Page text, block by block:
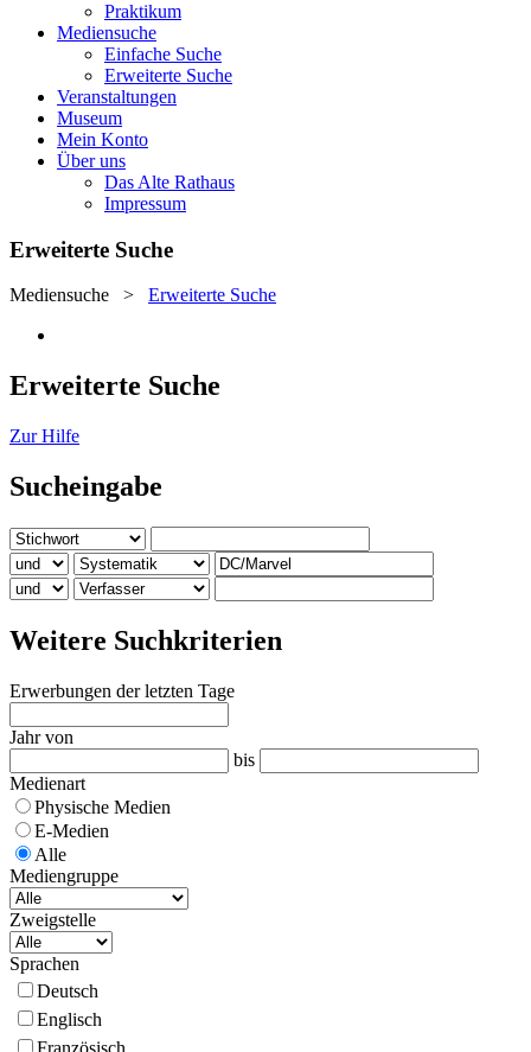
Praktikum
Mediensuche
Einfache Suche
Erweiterte Suche
Veranstaltungen
Museum
Mein Konto
Über uns
Das Alte Rathaus
Impressum
Erweiterte Suche
Mediensuche > Erweiterte Suche
Erweiterte Suche
Zur Hilfe
Sucheingabe
Weitere Suchkriterien
Erwerbungen der letzten Tage
Jahr von
bis
Medienart
Physische Medien
E-Medien
Alle
Mediengruppe
Zweigstelle
Sprachen
Deutsch
Englisch
Französisch